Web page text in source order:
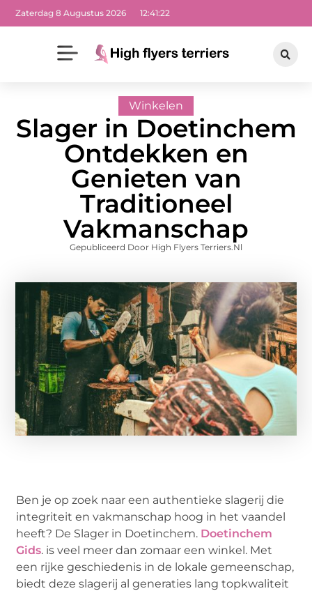
Zaterdag 8 Augustus 2026 12:41:23
Winkelen
Slager in Doetinchem
Ontdekken en
Genieten van
Traditioneel
Vakmanschap
Gepubliceerd Door High Flyers Terriers.nl
Ben je op zoek naar een authentieke slagerij die
integriteit en vakmanschap hoog in het vaandel
heeft? De Slager in Doetinchem. Doetinchem
Gids. is veel meer dan zomaar een winkel. Met
een rijke geschiedenis in de lokale gemeenschap,
biedt deze slagerij al generaties lang topkwaliteit